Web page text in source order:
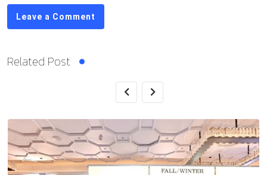
Leave a Comment
Related Post